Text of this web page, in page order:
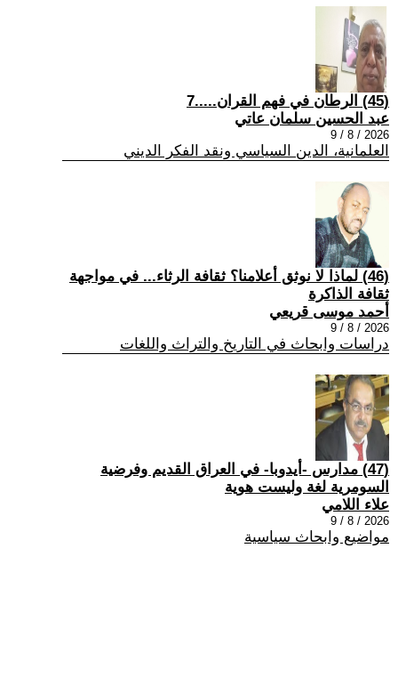
(45) الرطان في فهم القران.....7
عبد الحسين سلمان عاتي
2026 / 8 / 9
العلمانية، الدين السياسي ونقد الفكر الديني
(46) لماذا لا نوثق أعلامنا؟ ثقافة الرثاء... في مواجهة
ثقافة الذاكرة
أحمد موسى قريعي
2026 / 8 / 9
دراسات وابحاث في التاريخ والتراث واللغات
(47) مدارس -أيدوبا- في العراق القديم وفرضية
السومرية لغة وليست هوية
علاء اللامي
2026 / 8 / 9
مواضيع وابحاث سياسية